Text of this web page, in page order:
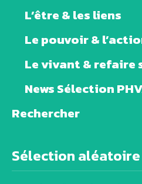
L’être & les liens
Le pouvoir &
Le vivant & refaire
News Sélection
Rechercher
Sélection aléatoire